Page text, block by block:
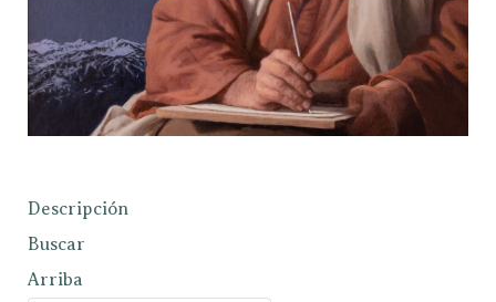
Descripción
Buscar
Arriba